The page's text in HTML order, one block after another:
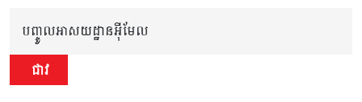
បញ្ចូលអាសយដ្ឋានអ៊ីមែល
ជាវ